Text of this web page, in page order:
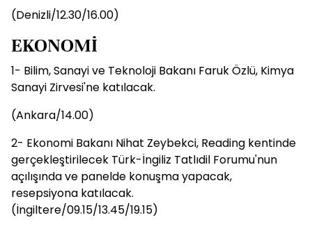
(Denizli/12.30/16.00)
EKONOMİ
1- Bilim, Sanayi ve Teknoloji Bakanı Faruk Özlü, Kimya
Sanayi Zirvesi'ne katılacak.
(Ankara/14.00)
2- Ekonomi Bakanı Nihat Zeybekci, Reading kentinde
gerçekleştirilecek Türk-İngiliz Tatlıdil Forumu'nun
açılışında ve panelde konuşma yapacak,
resepsiyona katılacak.
(İngiltere/09.15/13.45/19.15)